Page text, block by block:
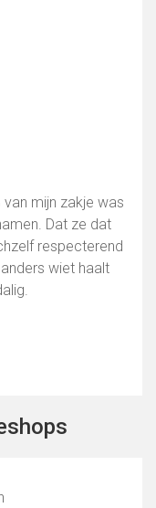
mijn zakje was
Dat ze dat
respecterend
wiet haalt